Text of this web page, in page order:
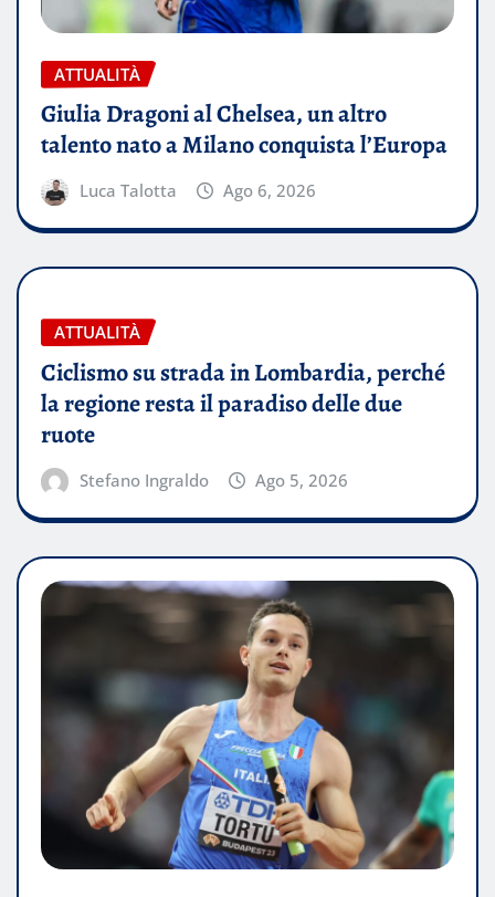
ATTUALITÀ
Giulia Dragoni al Chelsea, un altro
talento nato a Milano conquista l’Europa
Luca Talotta Ago 6, 2026
ATTUALITÀ
Ciclismo su strada in Lombardia, perché
la regione resta il paradiso delle due
ruote
Stefano Ingraldo Ago 5, 2026